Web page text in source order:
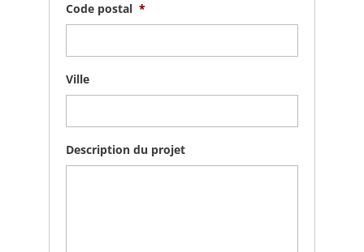
Code postal *
Ville
Description du projet